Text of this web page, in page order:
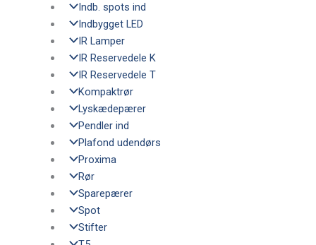
Indb. spots ind
Indbygget LED
IR Lamper
IR Reservedele K
IR Reservedele T
Kompaktrør
Lyskædepærer
Pendler ind
Plafond udendørs
Proxima
Rør
Sparepærer
Spot
Stifter